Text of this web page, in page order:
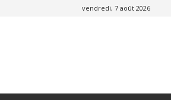
vendredi, 7 août 2026